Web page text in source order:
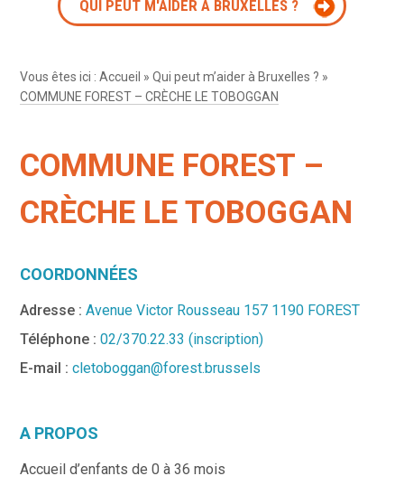
QUI PEUT M'AIDER À BRUXELLES ?
Vous êtes ici :Accueil »Qui peut m’aider à Bruxelles ? »
COMMUNE FOREST – CRÈCHE LE TOBOGGAN
COMMUNE FOREST –
CRÈCHE LE TOBOGGAN
COORDONNÉES
Adresse : Avenue Victor Rousseau 157 1190 FOREST
Téléphone :02/370.22.33 (inscription)
E-mail : cletoboggan@forest.brussels
A PROPOS
Accueil d’enfants de 0 à 36 mois